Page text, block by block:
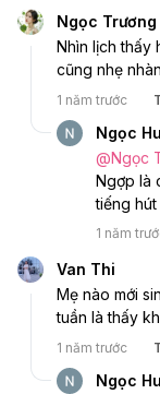
Ngọc Trương
Nhìn lịch thấy
cũng nhẹ
1 năm trước
Ngọc
@Ngọc
Ngợp là
tiếng hút
1 năm
Van Thi
Mẹ nào mới
tuần là thấy
1 năm trước
Ngọc